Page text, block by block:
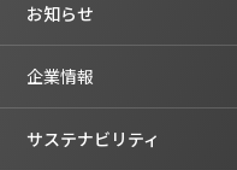
お知らせ
企業情報
サステナビリティ